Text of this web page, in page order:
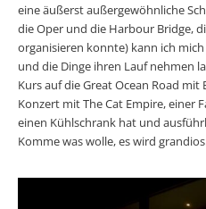
eine äußerst außergewöhnliche
die Oper und die Harbour Bridge,
organisieren konnte) kann ich
und die Dinge ihren Lauf nehmen
Kurs auf die Great Ocean Road
Konzert mit The Cat Empire, einer
einen Kühlschrank hat und
Komme was wolle, es wird